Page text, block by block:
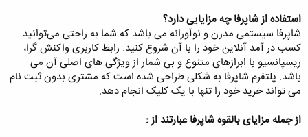
استفاده از شاپرفا چه مزایایی دارد؟
شاپرفا سیستمی مدرن و نوآورانه می باشد که شما به راحتی می‌توانید
کسب در آمد آنلاین خود را با آن شروع کنید. رابط کاربری واکنش گرا،
ریسپانسیو با ابرازهای متنوع و بی شمار از ویژگی های اصلی آن می
باشد. پلتفرم شاپرفا به شکلی طراحی شده است که مشتری بدون ثبت نام
می تواند خرید خود را تنها با یک کلیک انجام دهد.
از جمله مزایای بالقوه شاپرفا عبارتند از :